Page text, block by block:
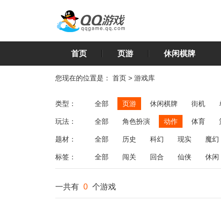
首页 页游 休闲棋牌
您现在的位置是： 首页 > 游戏库
类型： 全部 页游 休闲棋牌 街机
玩法： 全部 角色扮演 动作 体育
飞行
恋爱 第三人称射击 棋类
题材： 全部 历史 科幻 现实 魔幻
标签： 全部 闯关 回合 仙侠 休闲
一共有 0 个游戏